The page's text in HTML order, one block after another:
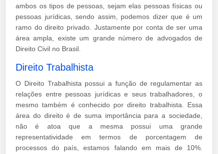
ambos os tipos de pessoas, sejam elas pessoas físicas ou
pessoas jurídicas, sendo assim, podemos dizer que é um
ramo do direito privado. Justamente por conta de ser uma
área ampla, existe um grande número de advogados de
Direito Civil no Brasil.
Direito Trabalhista
O Direito Trabalhista possui a função de regulamentar as
relações entre pessoas jurídicas e seus trabalhadores, o
mesmo também é conhecido por direito trabalhista. Essa
área do direito é de suma importância para a sociedade,
não é atoa que a mesma possui uma grande
representatividade em termos de porcentagem de
processos do país, estamos falando em mais de 10%.